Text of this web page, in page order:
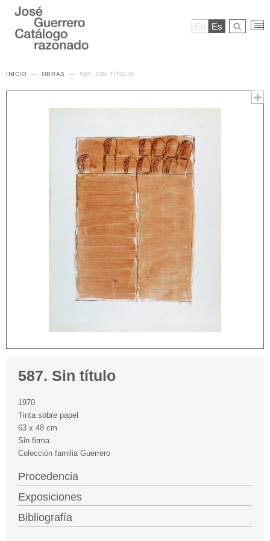
En Es
INICIO OBRAS 587. SIN TÍTULO
587. Sin título
1970
Tinta sobre papel
63 x 48 cm
Sin firma.
Colección familia Guerrero
Procedencia
Exposiciones
Bibliografía